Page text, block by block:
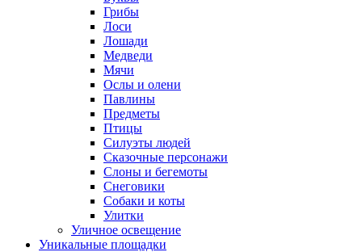
Грибы
Лоси
Лошади
Медведи
Мячи
Ослы и олени
Павлины
Предметы
Птицы
Силуэты людей
Сказочные персонажи
Слоны и бегемоты
Снеговики
Собаки и коты
Улитки
Уличное освещение
Уникальные площадки